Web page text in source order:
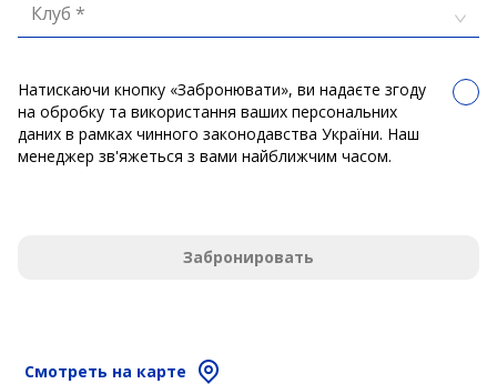
Клуб *
Натискаючи кнопку «Забронювати», ви надаєте згоду
на обробку та використання ваших персональних
даних в рамках чинного законодавства України. Наш
менеджер зв'яжеться з вами найближчим часом.
Забронировать
Смотреть на карте